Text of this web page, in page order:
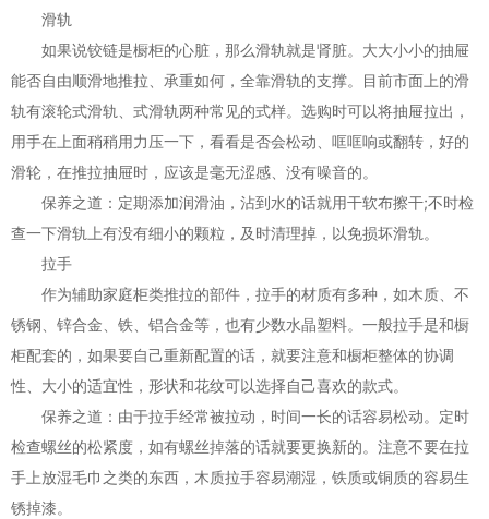
滑轨
如果说铰链是橱柜的心脏，那么滑轨就是肾脏。大大小小的抽屉
能否自由顺滑地推拉、承重如何，全靠滑轨的支撑。目前市面上的滑
轨有滚轮式滑轨、式滑轨两种常见的式样。选购时可以将抽屉拉出，
用手在上面稍稍用力压一下，看看是否会松动、哐哐响或翻转，好的
滑轮，在推拉抽屉时，应该是毫无涩感、没有噪音的。
保养之道：定期添加润滑油，沾到水的话就用干软布擦干;不时检
查一下滑轨上有没有细小的颗粒，及时清理掉，以免损坏滑轨。
拉手
作为辅助家庭柜类推拉的部件，拉手的材质有多种，如木质、不
锈钢、锌合金、铁、铝合金等，也有少数水晶塑料。一般拉手是和橱
柜配套的，如果要自己重新配置的话，就要注意和橱柜整体的协调
性、大小的适宜性，形状和花纹可以选择自己喜欢的款式。
保养之道：由于拉手经常被拉动，时间一长的话容易松动。定时
检查螺丝的松紧度，如有螺丝掉落的话就要更换新的。注意不要在拉
手上放湿毛巾之类的东西，木质拉手容易潮湿，铁质或铜质的容易生
锈掉漆。